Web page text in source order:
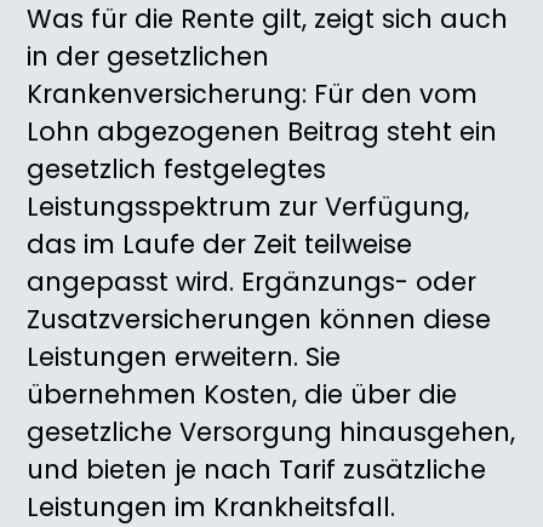
Was für die Rente gilt, zeigt sich auch
in der gesetzlichen
Krankenversicherung: Für den vom
Lohn abgezogenen Beitrag steht ein
gesetzlich festgelegtes
Leistungsspektrum zur Verfügung,
das im Laufe der Zeit teilweise
angepasst wird. Ergänzungs- oder
Zusatzversicherungen können diese
Leistungen erweitern. Sie
übernehmen Kosten, die über die
gesetzliche Versorgung hinausgehen,
und bieten je nach Tarif zusätzliche
Leistungen im Krankheitsfall.